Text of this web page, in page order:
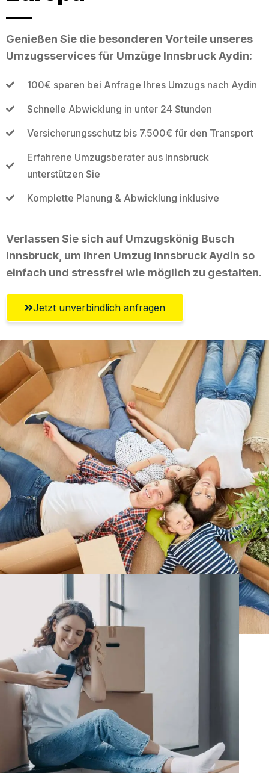
Genießen Sie die besonderen Vorteile unseres
Umzugsservices für Umzüge Innsbruck Aydin:
100€ sparen bei Anfrage Ihres Umzugs nach Aydin
Schnelle Abwicklung in unter 24 Stunden
Versicherungsschutz bis 7.500€ für den Transport
Erfahrene Umzugsberater aus Innsbruck
unterstützen Sie
Komplette Planung & Abwicklung inklusive
Verlassen Sie sich auf Umzugskönig Busch
Innsbruck, um Ihren Umzug Innsbruck Aydin so
einfach und stressfrei wie möglich zu gestalten.
Jetzt unverbindlich anfragen